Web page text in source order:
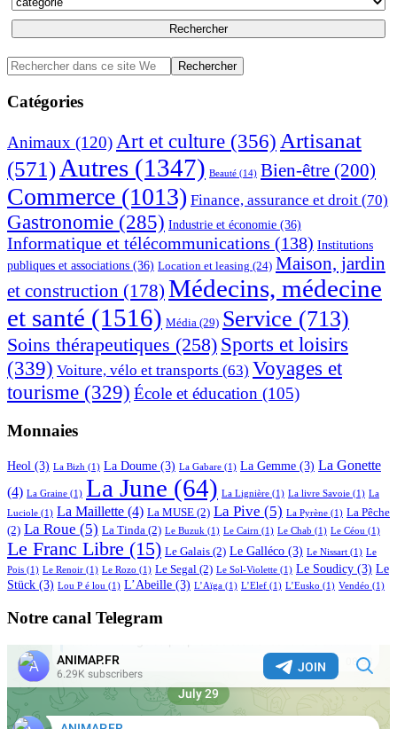
Barre
latérale
principale
Rechercher
dans
ce
site
Catégories
Animaux (120)Art et culture (356) Artisanat
(571) Autres (1347) Beauté (14) Bien-être (200)
Commerce (1013) Finance, assurance et droit (70)
Gastronomie (285) Industrie et économie (36)
Informatique et télécommunications (138) Institutions
publiques et associations (36) Location et leasing (24) Maison, jardin
et construction (178) Médecins, médecine
et santé (1516) Média (29) Service (713)
Soins thérapeutiques (258) Sports et loisirs
(339) Voiture, vélo et transports (63) Voyages et
tourisme (329) École et éducation (105)
Monnaies
Heol (3) La Bizh (1) La Doume (3) La Gabare (1) La Gemme (3) La Gonette
(4) La Graine (1) La June (64) La Lignière (1) La livre Savoie (1) La
Luciole (1) La Maillette (4) La MUSE (2) La Pive (5) La Pyrène (1) La Pêche
(2) La Roue (5) La Tinda (2) Le Buzuk (1) Le Cairn (1) Le Chab (1) Le Céou (1)
Le Franc Libre (15) Le Galais (2) Le Galléco (3) Le Nissart (1) Le
Pois (1) Le Renoir (1) Le Rozo (1) Le Segal (2) Le Sol-Violette (1) Le Soudicy (3) Le
Stück (3) Lou P é lou (1) L’Abeille (3) L’Aïga (1) L’Elef (1) L’Eusko (1) Vendéo (1)
Notre canal Telegram